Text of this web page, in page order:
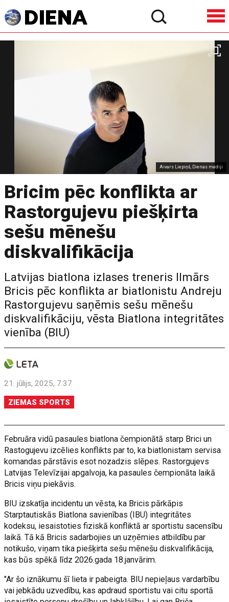
Aivars Liepiņš, Dienas mediji
Bricim pēc konflikta ar
Rastorgujevu piešķirta
sešu mēnešu
diskvalifikācija
Latvijas biatlona izlases treneris Ilmārs
Bricis pēc konflikta ar biatlonistu Andreju
Rastorgujevu saņēmis sešu mēnešu
diskvalifikāciju, vēsta Biatlona integritātes
vienība (BIU)
21. jūlijs, 2025, 7:37
ZIEMAS SPORTS
Februāra vidū pasaules biatlona čempionātā starp Brici un
Rastogujevu izcēlies konflikts par to, ka biatlonistam servisa
komandas pārstāvis esot nozadzis slēpes. Rastorgujevs
Latvijas Televīzijai apgalvoja, ka pasaules čempionāta laikā
Bricis viņu piekāvis.
BIU izskatīja incidentu un vēsta, ka Bricis pārkāpis
Starptautiskās Biatlona savienības (IBU) integritātes
kodeksu, iesaistoties fiziskā konfliktā ar sportistu sacensību
laikā. Tā kā Bricis sadarbojies un uzņēmies atbildību par
notikušo, viņam tika piešķirta sešu mēnešu diskvalifikācija,
kas būs spēkā līdz 2026.gada 18.janvārim.
"Ar šo iznākumu šī lieta ir pabeigta. BIU nepieļaus vardarbību
vai jebkādu uzvedību, kas apdraud sportistu vai citu sportā